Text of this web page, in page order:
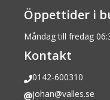
Öppettider i
Måndag till fredag
Kontakt
0142-600310
johan@valles.se